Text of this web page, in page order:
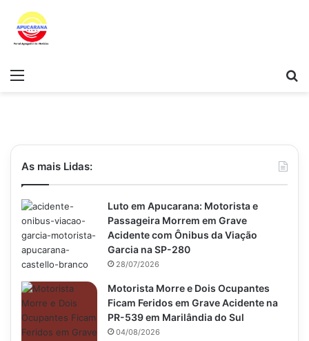
Menu
As mais Lidas:
Luto em Apucarana: Motorista e
Passageira Morrem em Grave
Acidente com Ônibus da Viação
Garcia na SP-280
28/07/2026
Motorista Morre e Dois Ocupantes
Ficam Feridos em Grave Acidente na
PR-539 em Marilândia do Sul
04/08/2026